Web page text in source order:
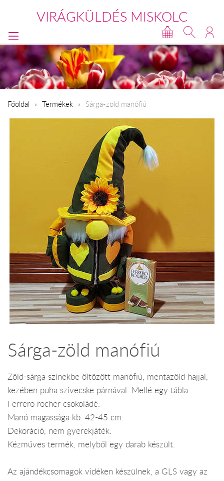
VIRÁGKÜLDÉS MISKOLC
Főoldal Termékek Sárga-zöld manófiú
Sárga-zöld manófiú
Zöld-sárga színekbe öltözött manófiú, mentazöld hajjal,
kezében puha szivecske párnával. Mellé egy tábla
Ferrero rocher csokoládé.
Manó magassága kb. 42-45 cm.
Dekoráció, nem gyerekjáték.
Kézműves termék, melyből egy darab készült.
Az ajándékcsomagok vidéken készülnek, a GLS vagy az